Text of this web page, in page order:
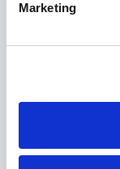
Marketing